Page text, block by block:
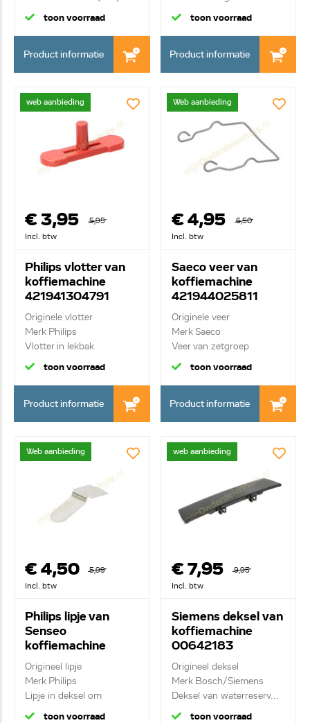
toon voorraad
Product informatie
toon voorraad
Product informatie
web aanbieding
€ 3,95
5,95
Incl. btw
Philips vlotter van
koffiemachine
421941304791
Originele vlotter
Merk Philips
Vlotter in lekbak
toon voorraad
Product informatie
Web aanbieding
€ 4,95
6,50
Incl. btw
Saeco veer van
koffiemachine
421944025811
Originele veer
Merk Saeco
Veer van zetgroep
toon voorraad
Product informatie
Web aanbieding
€ 4,50
5,99
Incl. btw
Philips lipje van
Senseo
koffiemachine
422224005991
Origineel lipje
Merk Philips
Lipje in deksel om
koffiepad...
toon voorraad
web aanbieding
€ 7,95
9,95
Incl. btw
Siemens deksel van
koffiemachine
00642183
Origineel deksel
Merk Bosch/Siemens
Deksel van waterreserv...
toon voorraad